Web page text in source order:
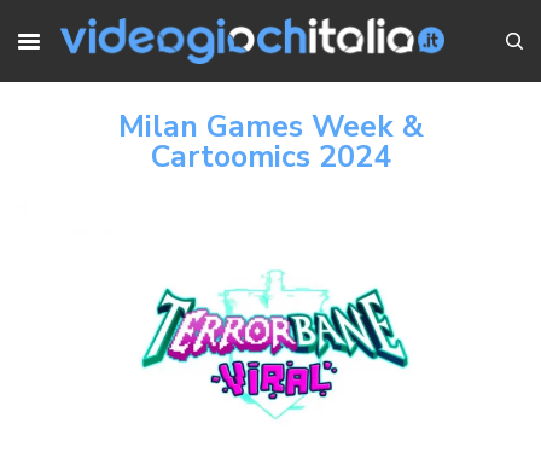
Milan Games Week &
Cartoomics 2024